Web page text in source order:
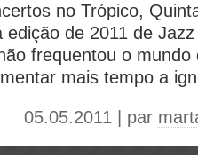
no Trópico,
de 2011 de
frequentou o
mais tempo a
05.05.2011 | par